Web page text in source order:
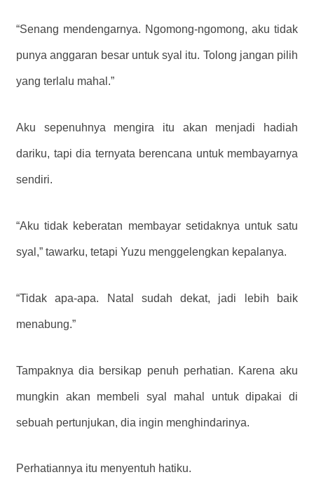
“Senang mendengarnya. Ngomong-ngomong, aku tidak
punya anggaran besar untuk syal itu. Tolong jangan pilih
yang terlalu mahal.”
Aku sepenuhnya mengira itu akan menjadi hadiah
dariku, tapi dia ternyata berencana untuk membayarnya
sendiri.
“Aku tidak keberatan membayar setidaknya untuk satu
syal,” tawarku, tetapi Yuzu menggelengkan kepalanya.
“Tidak apa-apa. Natal sudah dekat, jadi lebih baik
menabung.”
Tampaknya dia bersikap penuh perhatian. Karena aku
mungkin akan membeli syal mahal untuk dipakai di
sebuah pertunjukan, dia ingin menghindarinya.
Perhatiannya itu menyentuh hatiku.